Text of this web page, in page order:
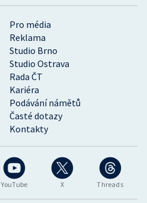
YouTube X Threads
Pro média
Reklama
Studio Brno
Studio Ostrava
Rada ČT
Kariéra
Podávání námětů
Časté dotazy
Kontakty